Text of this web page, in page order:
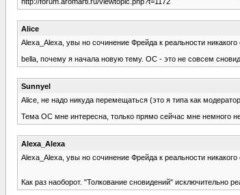
Alice
Alexa_Alexa, увы но сочинение Фрейда к реальности
bella, почему я начала новую тему. ОС - это не совсем
Sunnyel
Alice, не надо никуда перемещаться (это я типа как
Тема ОС мне интересна, только прямо сейчас мне немного
Alexa_Alexa
Alexa_Alexa, увы но сочинение Фрейда к реальности
Как раз наоборот. "Толкование сновидений" исключительно